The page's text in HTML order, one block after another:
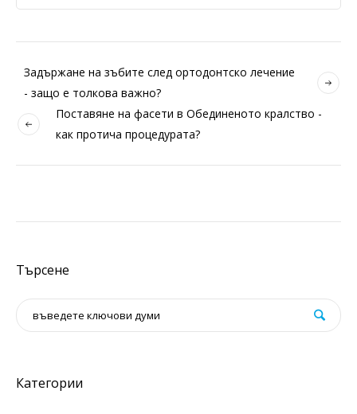
Задържане на зъбите след ортодонтско лечение
- защо е толкова важно?
Поставяне на фасети в Обединеното кралство -
как протича процедурата?
Търсене
Категории